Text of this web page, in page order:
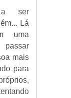
a ser
Lá
uma
mais
para